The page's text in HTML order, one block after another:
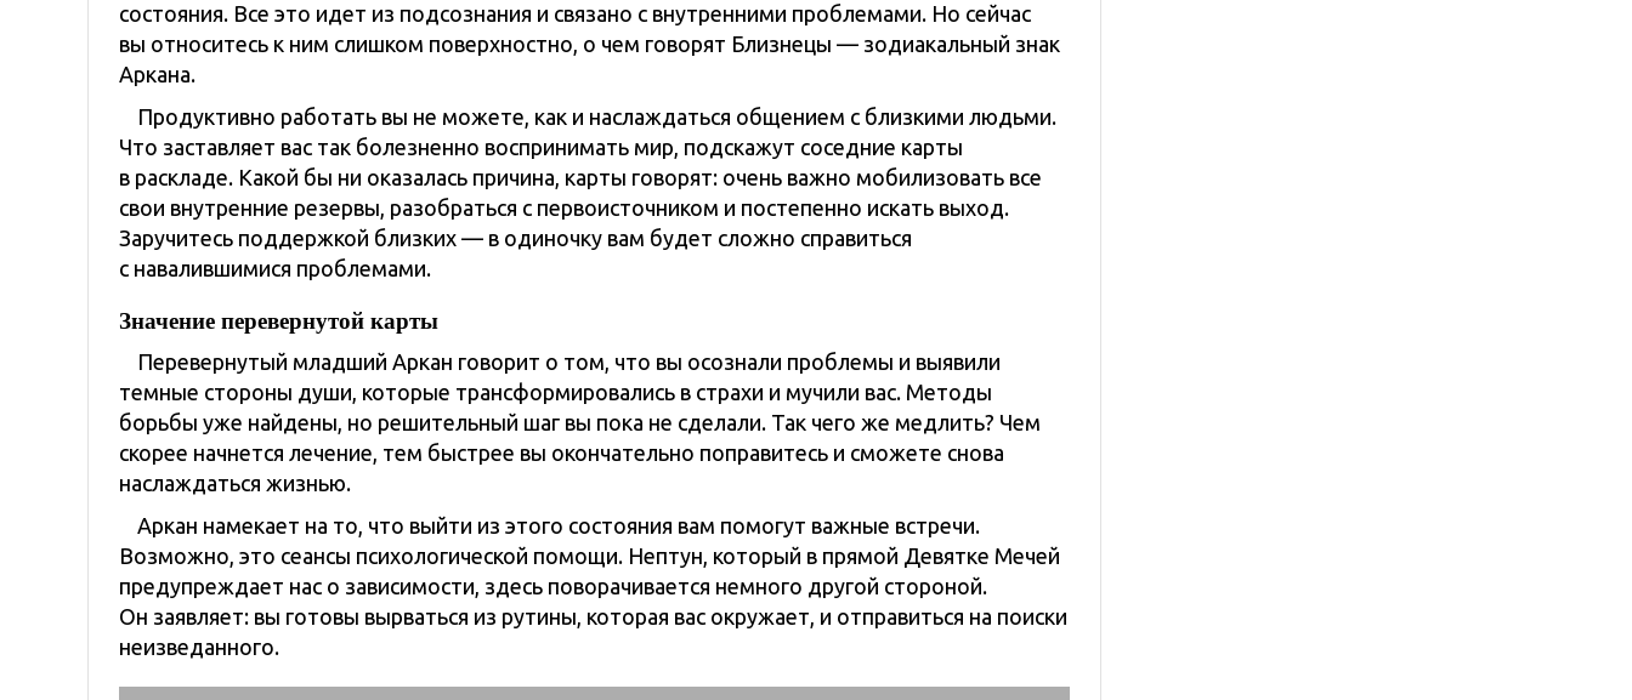
состояния. Все это идет из подсознания и связано с внутренними проблемами. Но сейчас
вы относитесь к ним слишком поверхностно, о чем говорят Близнецы — зодиакальный знак
Аркана.
Продуктивно работать вы не можете, как и наслаждаться общением с близкими людьми.
Что заставляет вас так болезненно воспринимать мир, подскажут соседние карты
в раскладе. Какой бы ни оказалась причина, карты говорят: очень важно мобилизовать все
свои внутренние резервы, разобраться с первоисточником и постепенно искать выход.
Заручитесь поддержкой близких — в одиночку вам будет сложно справиться
с навалившимися проблемами.
Значение перевернутой карты
Перевернутый младший Аркан говорит о том, что вы осознали проблемы и выявили
темные стороны души, которые трансформировались в страхи и мучили вас. Методы
борьбы уже найдены, но решительный шаг вы пока не сделали. Так чего же медлить? Чем
скорее начнется лечение, тем быстрее вы окончательно поправитесь и сможете снова
наслаждаться жизнью.
Аркан намекает на то, что выйти из этого состояния вам помогут важные встречи.
Возможно, это сеансы психологической помощи. Нептун, который в прямой Девятке Мечей
предупреждает нас о зависимости, здесь поворачивается немного другой стороной.
Он заявляет: вы готовы вырваться из рутины, которая вас окружает, и отправиться на поиски
неизведанного.